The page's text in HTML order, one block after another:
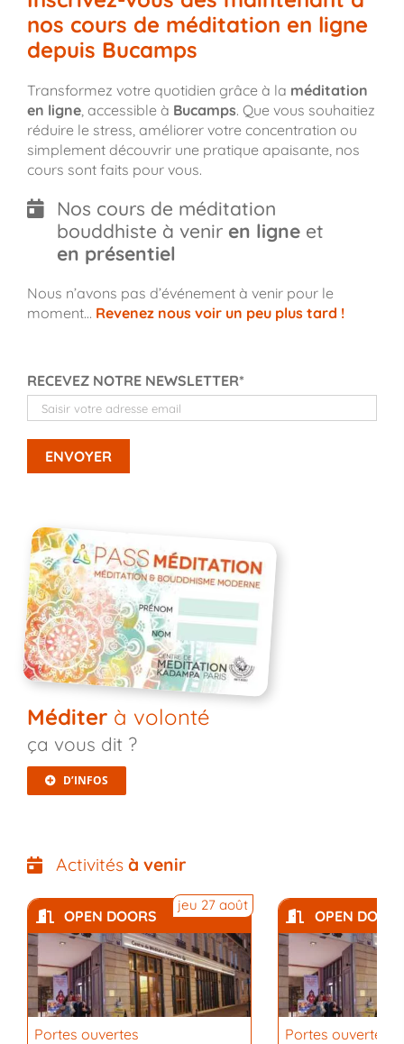
nos cours de méditation en ligne
depuis Bucamps
Transformez votre quotidien grâce à la méditation
en ligne, accessible à Bucamps. Que vous souhaitiez
réduire le stress, améliorer votre concentration ou
simplement découvrir une pratique apaisante, nos
cours sont faits pour vous.
Nos cours de méditation
bouddhiste à venir en ligneet
en présentiel
Nous n’avons pas d’événement à venir pour le
moment… Revenez nous voir un peu plus tard !
RECEVEZ NOTRE NEWSLETTER*
Méditerà volonté
ça vous dit ?
D’INFOS
Activités à venir
OPEN DOORS
jeu 27 août
Portes ouvertes
OPEN
Portes ouvertes